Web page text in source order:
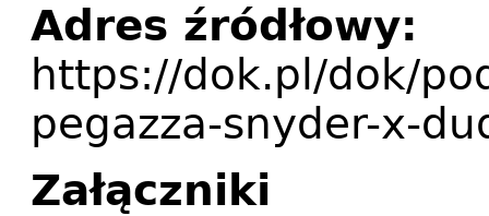
Adres źródłowy:
https://dok.pl/dok/
pegazza-snyder-x-
Załączniki